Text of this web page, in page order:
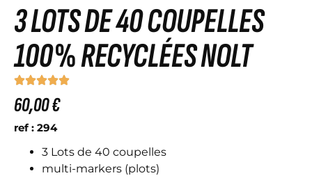
3 LOTS DE 40 COUPELLES
100% RECYCLÉES NOLT
60,00 €
ref : 294
3 Lots de 40 coupelles
multi-markers (plots)